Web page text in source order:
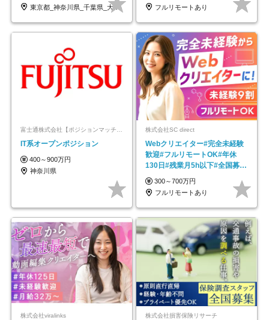
東京都_神奈川県_千葉県_大阪府_愛知県… フルリモートあり
富士通株式会社【ポジションマッチ登録】
IT系オープンポジション
400～900万円
神奈川県
株式会社SC direct
Webクリエイター#完全未経験
歓迎#フルリモートOK#年休
130日#残業月5h以下#全国募集
#最大1年の研修
300～700万円
フルリモートあり
株式会社viralinks 株式会社損害保険リサーチ